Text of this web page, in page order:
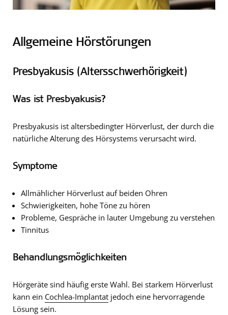
Allgemeine Hörstörungen
Presbyakusis (Altersschwerhörigkeit)
Was ist Presbyakusis?
Presbyakusis ist altersbedingter Hörverlust, der durch die
natürliche Alterung des Hörsystems verursacht wird.
Symptome
Allmählicher Hörverlust auf beiden Ohren
Schwierigkeiten, hohe Töne zu hören
Probleme, Gespräche in lauter Umgebung zu verstehen
Tinnitus
Behandlungsmöglichkeiten
Hörgeräte sind häufig erste Wahl. Bei starkem Hörverlust
kann ein Cochlea-Implantat jedoch eine hervorragende
Lösung sein.